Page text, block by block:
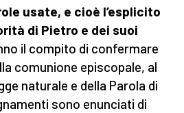
usate, e cioè l’esplicito
di Pietro e dei suoi
il compito di confermare
comunione episcopale, al
naturale e della Parola di
sono enunciati di